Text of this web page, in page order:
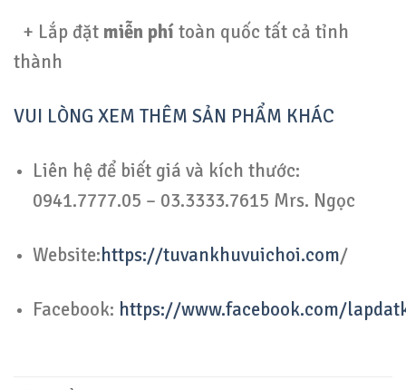
+ Lắp đặt miễn phítoàn quốc tất cả tỉnh
thành
VUI LÒNG XEM THÊM SẢN PHẨM KHÁC
Liên hệ để biết giá và kích thước:
0941.7777.05 – 03.3333.7615 Mrs. Ngọc
Website:https://tuvankhuvuichoi.com/
Facebook: https://www.facebook.com/